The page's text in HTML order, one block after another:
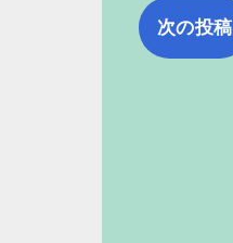
次の投稿